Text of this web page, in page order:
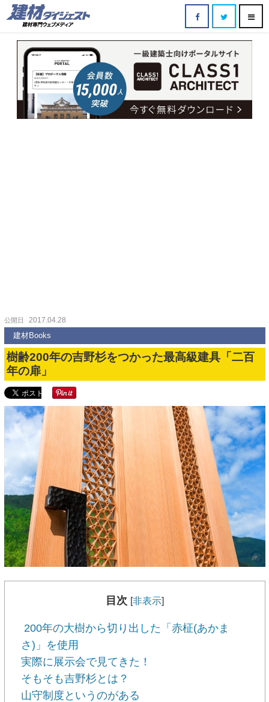
公開日 2017.04.28
建材Books
樹齢200年の吉野杉をつかった最高級建具「二百
年の扉」
目次 [非表示]
200年の大樹から切り出した「赤柾(あかま
さ)」を使用
実際に展示会で見てきた！
そもそも吉野杉とは？
山守制度というのがある